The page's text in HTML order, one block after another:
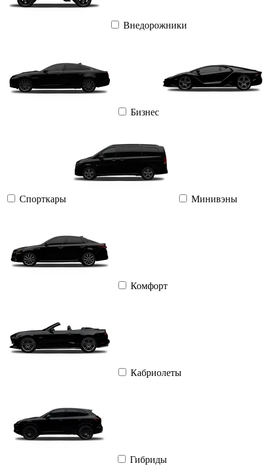
Внедорожники
Бизнес
Спорткары Минивэны
Комфорт
Кабриолеты
Гибриды